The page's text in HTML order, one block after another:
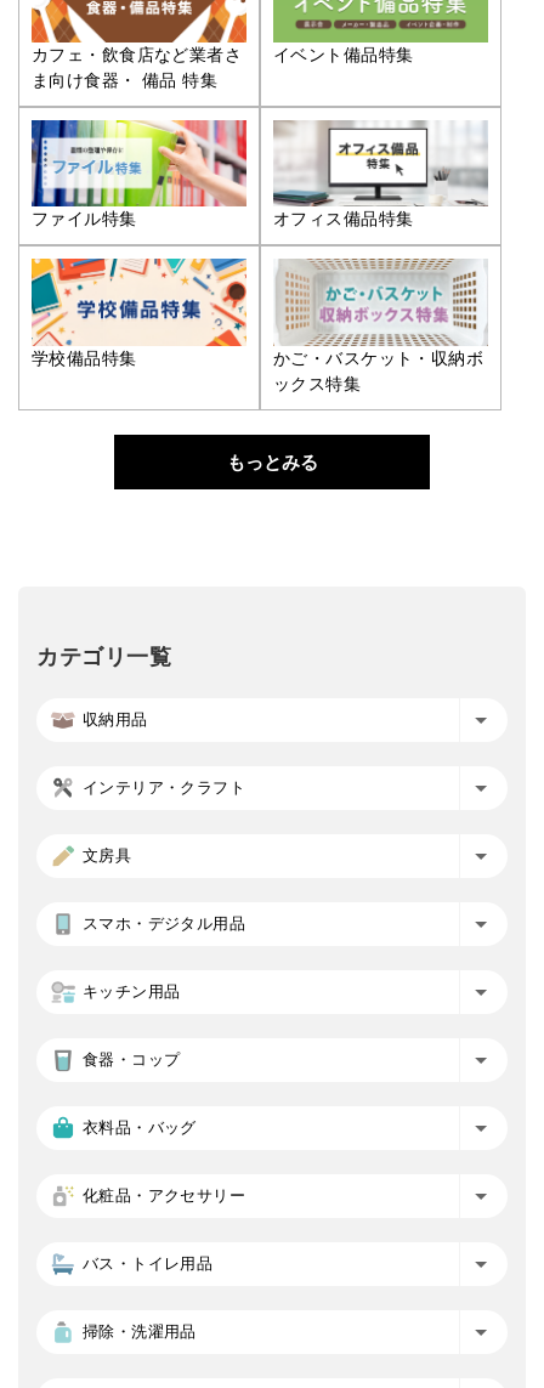
カフェ・飲食店など業者さ
ま向け食器・ 備品 特集
イベント備品特集
ファイル特集 オフィス備品特集
学校備品特集
かご・バスケット・収納ボ
ックス特集
もっとみる
カテゴリ一覧
収納用品
インテリア・クラフト
文房具
スマホ・デジタル用品
キッチン用品
食器・コップ
衣料品・バッグ
化粧品・アクセサリー
バス・トイレ用品
掃除・洗濯用品